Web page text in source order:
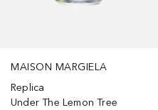
MAISON MARGIELA
Replica
Under The Lemon Tree